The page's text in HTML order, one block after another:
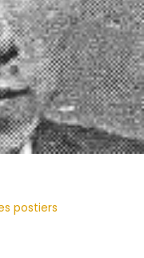
postiers